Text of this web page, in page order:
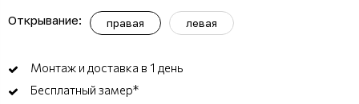
Открывание: правая левая
Монтаж и доставка в 1 день
Бесплатный замер*